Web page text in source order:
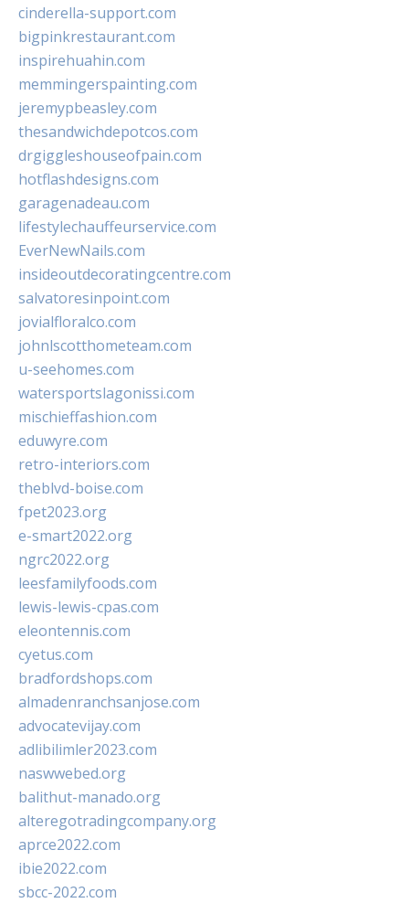
cinderella-support.com
bigpinkrestaurant.com
inspirehuahin.com
memmingerspainting.com
jeremypbeasley.com
thesandwichdepotcos.com
drgiggleshouseofpain.com
hotflashdesigns.com
garagenadeau.com
lifestylechauffeurservice.com
EverNewNails.com
insideoutdecoratingcentre.com
salvatoresinpoint.com
jovialfloralco.com
johnlscotthometeam.com
u-seehomes.com
watersportslagonissi.com
mischieffashion.com
eduwyre.com
retro-interiors.com
theblvd-boise.com
fpet2023.org
e-smart2022.org
ngrc2022.org
leesfamilyfoods.com
lewis-lewis-cpas.com
eleontennis.com
cyetus.com
bradfordshops.com
almadenranchsanjose.com
advocatevijay.com
adlibilimler2023.com
naswwebed.org
balithut-manado.org
alteregotradingcompany.org
aprce2022.com
ibie2022.com
sbcc-2022.com